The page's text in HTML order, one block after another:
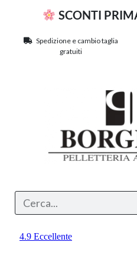
SCONTI
Spedizione e cambio taglia
gratuiti